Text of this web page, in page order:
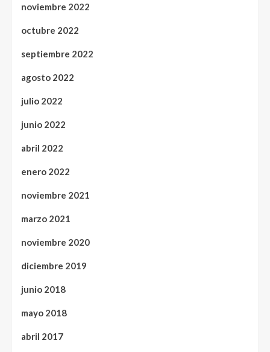
noviembre 2022
octubre 2022
septiembre 2022
agosto 2022
julio 2022
junio 2022
abril 2022
enero 2022
noviembre 2021
marzo 2021
noviembre 2020
diciembre 2019
junio 2018
mayo 2018
abril 2017